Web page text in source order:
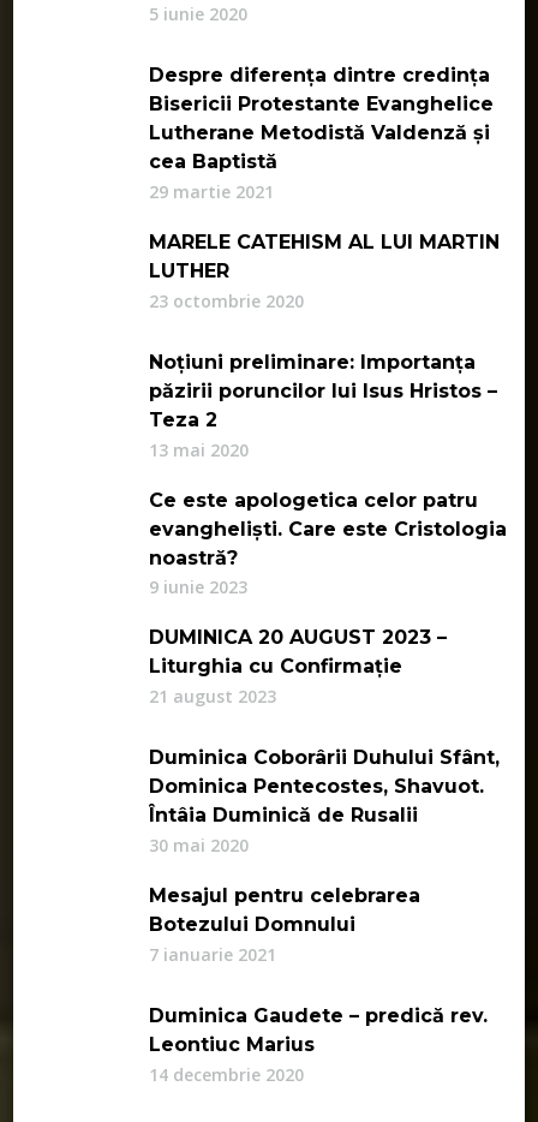
5 iunie 2020
Despre diferența dintre credința
Bisericii Protestante Evanghelice
Lutherane Metodistă Valdenză și
cea Baptistă
29 martie 2021
MARELE CATEHISM AL LUI MARTIN
LUTHER
23 octombrie 2020
Noțiuni preliminare: Importanța
păzirii poruncilor lui Isus Hristos –
Teza 2
13 mai 2020
Ce este apologetica celor patru
evangheliști. Care este Cristologia
noastră?
9 iunie 2023
DUMINICA 20 AUGUST 2023 –
Liturghia cu Confirmație
21 august 2023
Duminica Coborârii Duhului Sfânt,
Dominica Pentecostes, Shavuot.
Întâia Duminică de Rusalii
30 mai 2020
Mesajul pentru celebrarea
Botezului Domnului
7 ianuarie 2021
Duminica Gaudete – predică rev.
Leontiuc Marius
14 decembrie 2020